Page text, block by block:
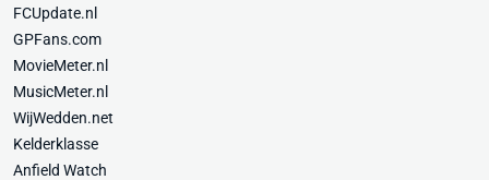
FCUpdate.nl
GPFans.com
MovieMeter.nl
MusicMeter.nl
WijWedden.net
Kelderklasse
Anfield Watch